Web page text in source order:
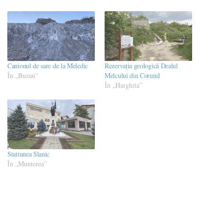
Canionul de sare de la Meledic
În „Buzau”
Rezervația geologică Dealul
Melcului din Corund
În „Harghita”
Statiunea Slanic
În „Muntenia”